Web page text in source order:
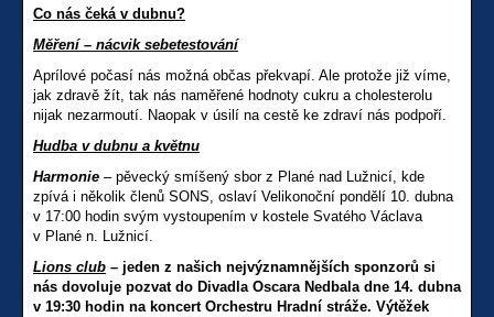
Co nás čeká v dubnu?
Měření – nácvik sebetestování
Aprílové počasí nás možná občas překvapí. Ale protože již víme,
jak zdravě žít, tak nás naměřené hodnoty cukru a cholesterolu
nijak nezarmoutí. Naopak v úsilí na cestě ke zdraví nás podpoří.
Hudba v dubnu a květnu
Harmonie – pěvecký smíšený sbor z Plané nad Lužnicí, kde
zpívá i několik členů SONS, oslaví Velikonoční pondělí 10. dubna
v 17:00 hodin svým vystoupením v kostele Svatého Václava
v Plané n. Lužnicí.
Lions club – jeden z našich nejvýznamnějších sponzorů si
nás dovoluje pozvat do Divadla Oscara Nedbala dne 14. dubna
v 19:30 hodin na koncert Orchestru Hradní stráže. Výtěžek